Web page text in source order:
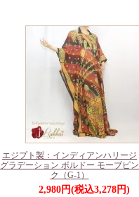
エジプト製：インディアンハリージ
グラデーション ボルドー モーブピン
ク（G-1）
2,980円(税込3,278円)